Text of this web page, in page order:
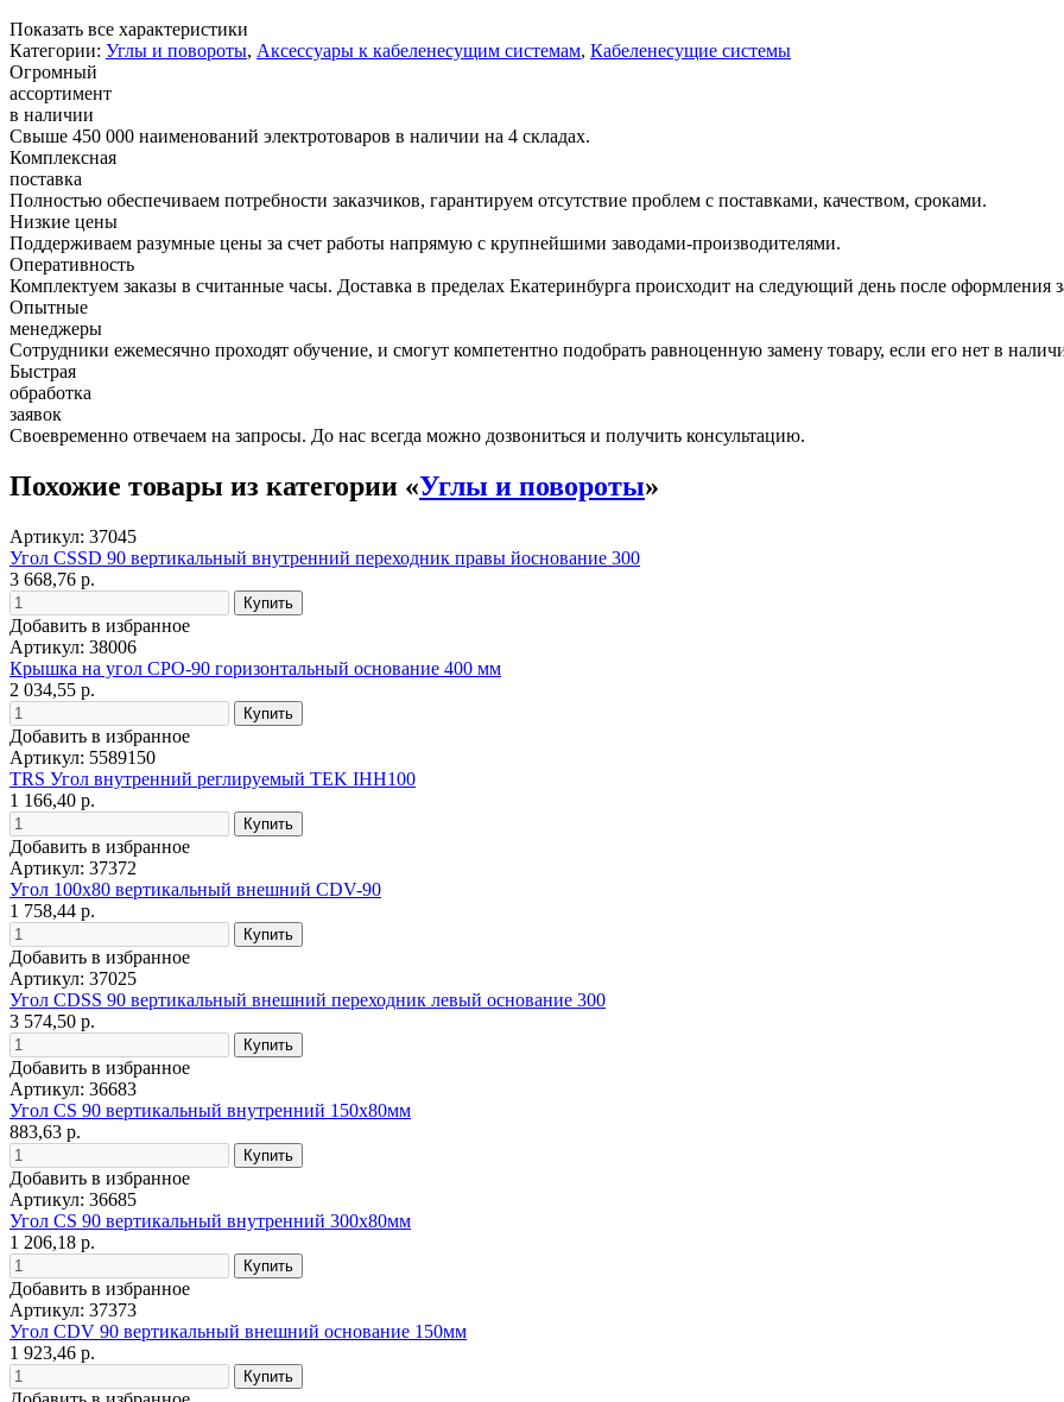
Показать все характеристики
Категории: Углы и повороты, Аксессуары к кабеленесущим системам, Кабеленесущие системы
Огромный
ассортимент
в наличии
Свыше 450 000 наименований электротоваров в наличии на 4 складах.
Комплексная
поставка
Полностью обеспечиваем потребности заказчиков, гарантируем отсутствие проблем с поставками, качеством, сроками.
Низкие цены
Поддерживаем разумные цены за счет работы напрямую с крупнейшими заводами-производителями.
Оперативность
Комплектуем заказы в считанные часы. Доставка в пределах Екатеринбурга происходит на следующий день после оформления
Опытные
менеджеры
Сотрудники ежемесячно проходят обучение, и смогут компетентно подобрать равноценную замену товару, если его нет в
Быстрая
обработка
заявок
Своевременно отвечаем на запросы. До нас всегда можно дозвониться и получить консультацию.
Похожие товары из категории «Углы и повороты»
Артикул: 37045
Угол CSSD 90 вертикальный внутренний переходник правы йоснование 300
3 668,76 р.
Добавить в избранное
Артикул: 38006
Крышка на угол CPO-90 горизонтальный основание 400 мм
2 034,55 р.
Добавить в избранное
Артикул: 5589150
TRS Угол внутренний реглируемый TEK IHH100
1 166,40 р.
Добавить в избранное
Артикул: 37372
Угол 100х80 вертикальный внешний CDV-90
1 758,44 р.
Добавить в избранное
Артикул: 37025
Угол CDSS 90 вертикальный внешний переходник левый основание 300
3 574,50 р.
Добавить в избранное
Артикул: 36683
Угол CS 90 вертикальный внутренний 150х80мм
883,63 р.
Добавить в избранное
Артикул: 36685
Угол CS 90 вертикальный внутренний 300х80мм
1 206,18 р.
Добавить в избранное
Артикул: 37373
Угол CDV 90 вертикальный внешний основание 150мм
1 923,46 р.